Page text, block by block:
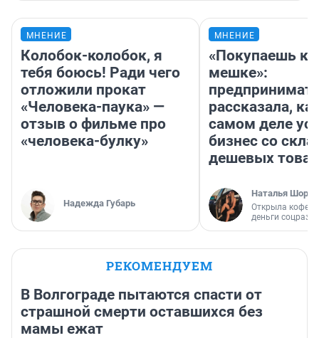
МНЕНИЕ
Колобок-колобок, я
тебя боюсь! Ради чего
отложили прокат
«Человека-паука» —
отзыв о фильме про
«человека-булку»
Надежда Губарь
МНЕНИЕ
«Покупаешь
мешке»:
рассказала,
самом деле
бизнес со
дешевых
Наталья
Открыла
деньги
РЕКОМЕНДУЕМ
В Волгограде пытаются спасти от
страшной смерти оставшихся без
мамы ежат